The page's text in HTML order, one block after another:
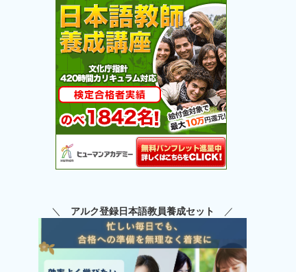
＼ アルク登録日本語教員養成セット ／